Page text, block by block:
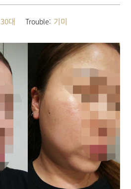
30대 Trouble: 기미